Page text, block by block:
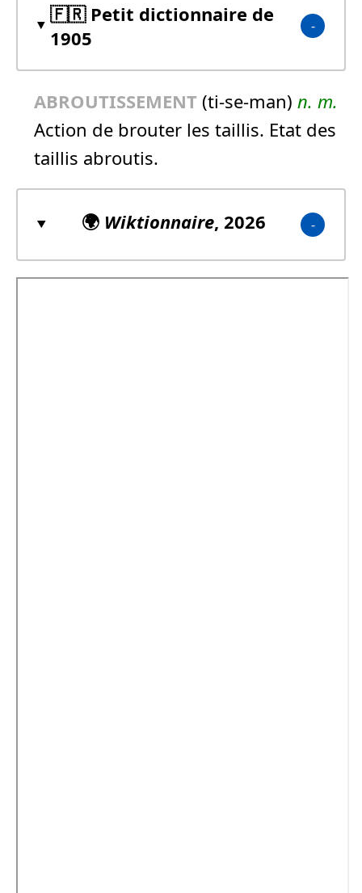
🇫🇷 Petit dictionnaire de
1905
ABROUTISSEMENT (ti-se-man) n. m.
Action de brouter les taillis. Etat des
taillis abroutis.
🌍 Wiktionnaire, 2026